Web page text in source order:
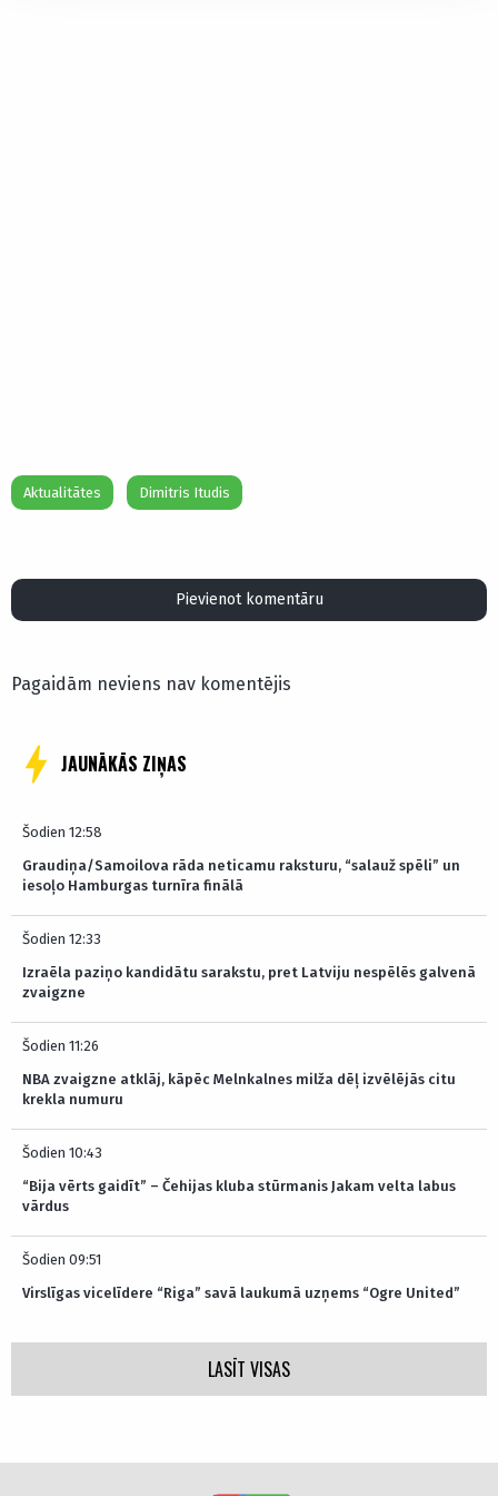
Aktualitātes Dimitris Itudis
Pievienot komentāru
Pagaidām neviens nav komentējis
JAUNĀKĀS ZIŅAS
Šodien 12:58
Graudiņa/Samoilova rāda neticamu raksturu, “salauž spēli” un
iesoļo Hamburgas turnīra finālā
Šodien 12:33
Izraēla paziņo kandidātu sarakstu, pret Latviju nespēlēs galvenā
zvaigzne
Šodien 11:26
NBA zvaigzne atklāj, kāpēc Melnkalnes milža dēļ izvēlējās citu
krekla numuru
Šodien 10:43
“Bija vērts gaidīt” – Čehijas kluba stūrmanis Jakam velta labus
vārdus
Šodien 09:51
Virslīgas vicelīdere “Riga” savā laukumā uzņems “Ogre United”
LASĪT VISAS